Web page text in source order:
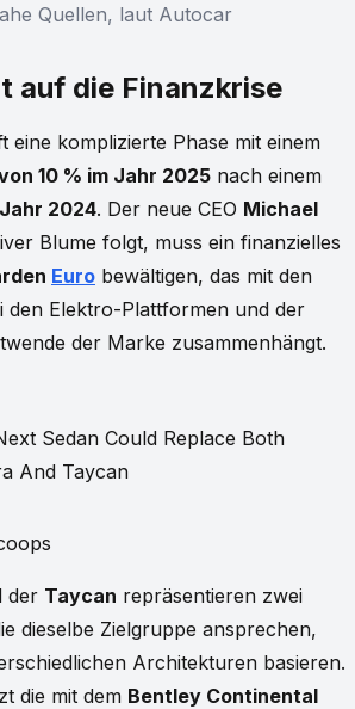
Quellen, laut Autocar
auf die Finanzkrise
eine komplizierte Phase mit einem
10 % im Jahr 2025 nach einem
2024. Der neue CEO Michael
Blume folgt, muss ein finanzielles
Euro bewältigen, das mit den
den Elektro-Plattformen und der
der Marke zusammenhängt.
der Taycan repräsentieren zwei
dieselbe Zielgruppe ansprechen,
Architekturen basieren.
die mit dem Bentley Continental